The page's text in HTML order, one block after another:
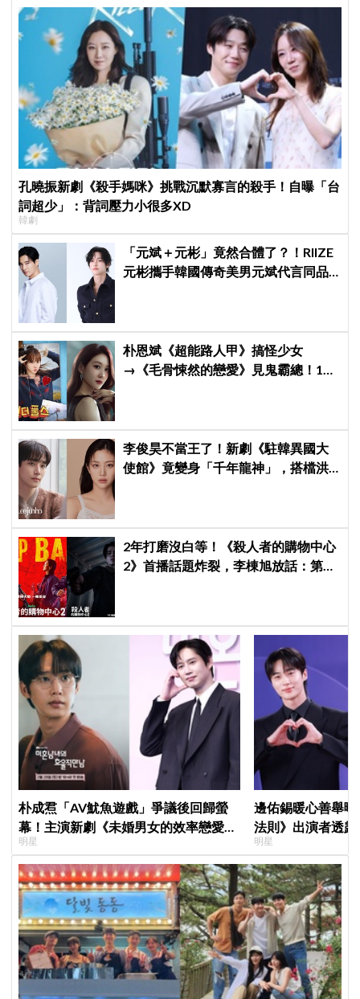
孔曉振新劇《殺手媽咪》挑戰沉默寡言的殺手！自曝「台
詞超少」：背詞壓力小很多XD
韓劇
「元斌＋元彬」竟然合體了？！RIIZE
元彬攜手韓國傳奇美男元斌代言同品
朴恩斌《超能路人甲》搞怪少女
→《毛骨悚然的戀愛》見鬼霸總！180
李俊昊不當王了！新劇《駐韓異國大
使館》竟變身「千年龍神」，搭檔洪
2年打磨沒白等！《殺人者的購物中心
2》首播話題炸裂，李棟旭放話：第三
朴成焄「AV魷魚遊戲」爭議後回歸螢
幕！主演新劇《未婚男女的效率戀愛》
首度談復出心情：比以往更謹慎
明星
邊佑錫暖心善舉
法則》出演者透
患者順利完成治療
明星